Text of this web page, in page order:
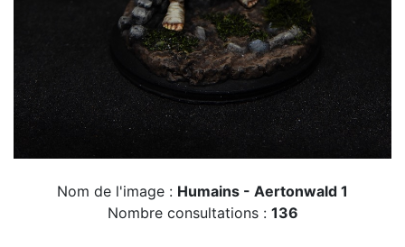
Nom de l'image : Humains - Aertonwald 1
Nombre consultations : 136